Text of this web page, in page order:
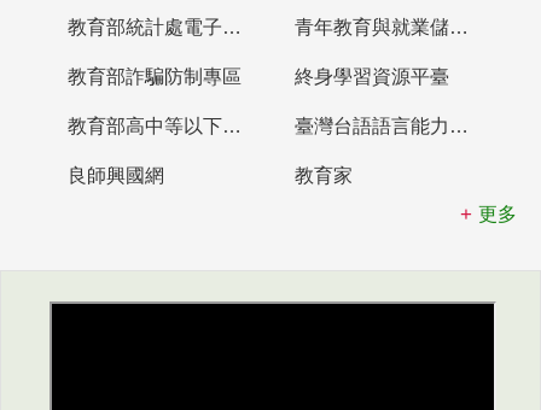
教育部統計處電子書櫃 青年教育與就業儲蓄帳戶
教育部詐騙防制專區 終身學習資源平臺
教育部高中等以下學校及幼兒園教師資格檢定考試 臺灣台語語言能力認證網站
良師興國網
教育家
更多